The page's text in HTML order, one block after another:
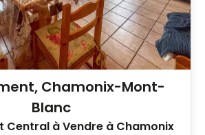
Chamonix-Mont-
Blanc
Central à Vendre à Chamonix